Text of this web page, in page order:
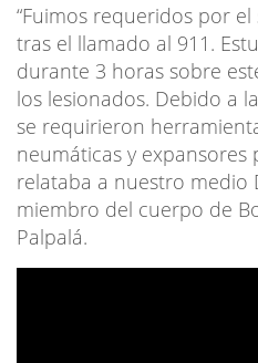
“Fuimos requeridos por el
tras el llamado al 911.
durante 3 horas sobre
los lesionados. Debido a
se requirieron
neumáticas y expansores
relataba a nuestro medio
miembro del cuerpo de
Palpalá.